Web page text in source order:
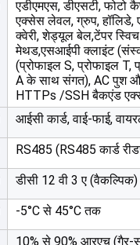
एडीएमएस, डीएसटी,
एक्सेस लेवल, ग्रुप, हॉलिडे,
क्वेरी, शेड्यूल बेल,टेंपर
मेथड,एसआईपी क्लाइंट
(प्रोफाइल S, प्रोफाइल T,
A के साथ संगत), AC पुश
HTTPs /SSH बैकएंड
आईसी कार्ड, वाई-फाई,
RS485 (RS485 कार्ड
डीसी 12 वी 3 ए (वैकल्पिक)
-5°C से 45°C तक
10% से 90% आरएच (गैर-